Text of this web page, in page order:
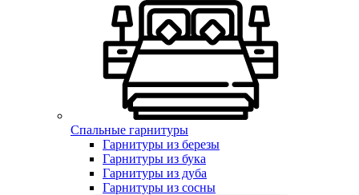
Спальные гарнитуры
Гарнитуры из березы
Гарнитуры из бука
Гарнитуры из дуба
Гарнитуры из сосны